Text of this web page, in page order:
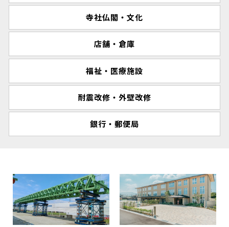
寺社仏閣・文化
店舗・倉庫
福祉・医療施設
耐震改修・外壁改修
銀行・郵便局